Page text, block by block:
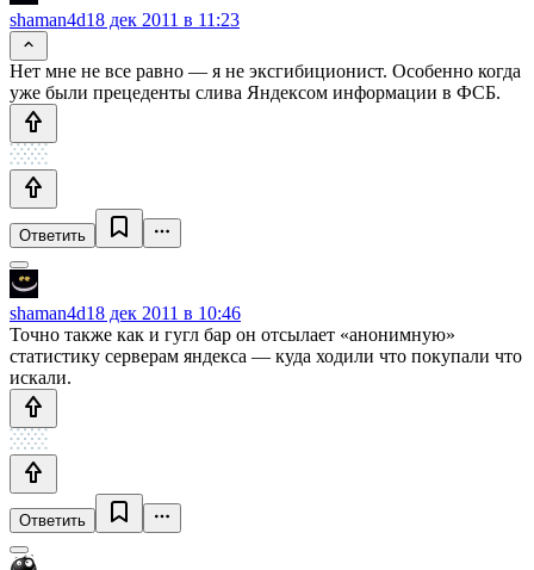
shaman4d18 дек 2011 в 11:23
Нет мне не все равно — я не эксгибиционист. Особенно когда
уже были прецеденты слива Яндексом информации в ФСБ.
Ответить
shaman4d18 дек 2011 в 10:46
Точно также как и гугл бар он отсылает «анонимную»
статистику серверам яндекса — куда ходили что покупали что
искали.
Ответить